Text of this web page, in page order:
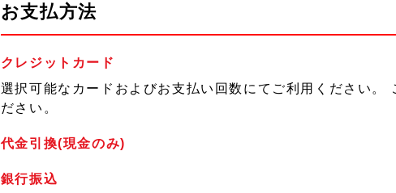
お支払方法
クレジットカード
選択可能なカードおよびお支払い回数にてご利用ください。
ださい。
代金引換(現金のみ)
銀行振込